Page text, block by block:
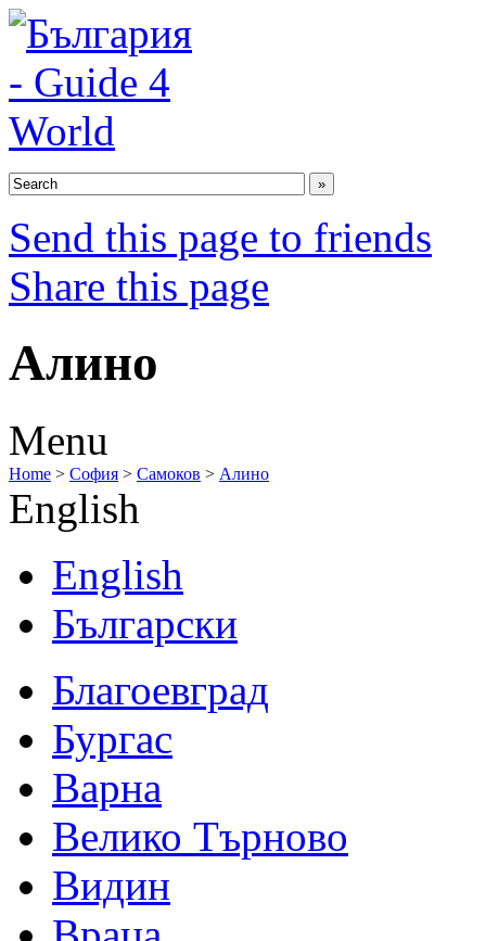
Send this page to friends
Share this page
Алино
Menu
Home > София > Самоков > Алино
English
English
Български
Благоевград
Бургас
Варна
Велико Търново
Видин